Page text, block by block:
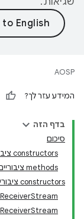
AOSP
המידע עזר לך?
בדף הזה
סיכום
‫constructors ציבוריים
‫methods ציבוריים
‫constructors ציבוריים